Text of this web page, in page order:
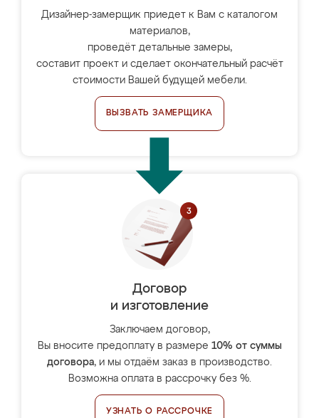
Дизайнер-замерщик приедет к Вам с каталогом
материалов,
проведёт детальные замеры,
составит проект и сделает окончательный расчёт
стоимости Вашей будущей мебели.
ВЫЗВАТЬ ЗАМЕРЩИКА
Договор
и изготовление
Заключаем договор,
Вы вносите предоплату в размере 10% от суммы
договора, и мы отдаём заказ в производство.
Возможна оплата в рассрочку без %.
УЗНАТЬ О РАССРОЧКЕ